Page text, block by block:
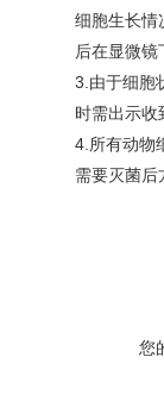
细胞生长情
后在显微
3.由于细胞
时需出示收
4.所有动物
需要灭菌后
您